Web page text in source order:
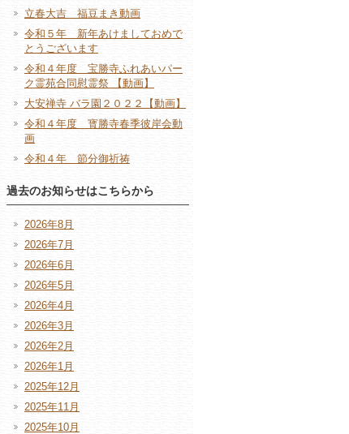
立春大吉 福豆まき動画
令和５年 新年あけましておめで
とうございます
令和４年度 宝勝寺ふれあいパー
ク霊苑合同慰霊祭 【動画】
大安禅寺 バラ園２０２２【動画】
令和４年度 寳勝寺春季彼岸会動
画
令和４年 節分御祈祷
過去のお知らせはこちらから
2026年8月
2026年7月
2026年6月
2026年5月
2026年4月
2026年3月
2026年2月
2026年1月
2025年12月
2025年11月
2025年10月